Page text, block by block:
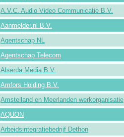
A.V.C. Audio Video Communicatie B.V.
Aanmelder.nl B.V.
Agentschap NL
Agentschap Telecom
Alserda Media B.V.
Amfors Holding B.V.
Amstelland en Meerlanden werkorganisatie
AQUON
Arbeidsintegratiebedrijf Dethon